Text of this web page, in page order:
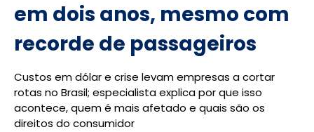
em dois anos, mesmo com
recorde de passageiros
Custos em dólar e crise levam empresas a cortar
rotas no Brasil; especialista explica por que isso
acontece, quem é mais afetado e quais são os
direitos do consumidor